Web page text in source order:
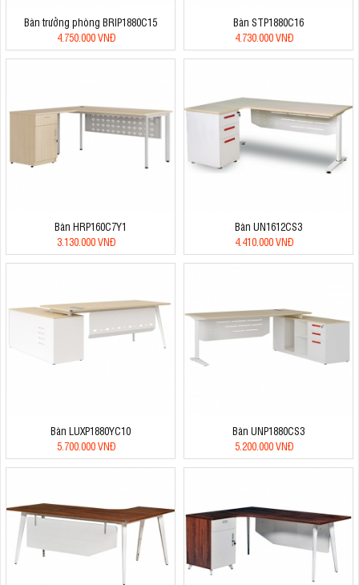
Bàn trưởng phòng BRIP1880C15
4.750.000 VNĐ
Bàn STP1880C16
4.730.000 VNĐ
Bàn HRP160C7Y1
3.130.000 VNĐ
Bàn UN1612CS3
4.410.000 VNĐ
Bàn LUXP1880YC10
5.700.000 VNĐ
Bàn UNP1880CS3
5.200.000 VNĐ